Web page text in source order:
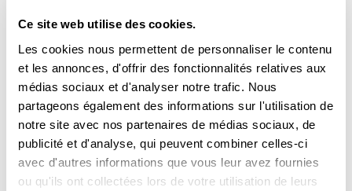
Ce site web utilise des cookies.
Les cookies nous permettent de personnaliser le contenu
et les annonces, d'offrir des fonctionnalités relatives aux
médias sociaux et d'analyser notre trafic. Nous
partageons également des informations sur l'utilisation de
notre site avec nos partenaires de médias sociaux, de
publicité et d'analyse, qui peuvent combiner celles-ci
avec d'autres informations que vous leur avez fournies
ou qu'ils ont collectées lors de votre utilisation de leurs
RESSOURCES DE TYPE FAMILIAL ET CERTAINES
RESSOURCES INTERMÉDIAIRES